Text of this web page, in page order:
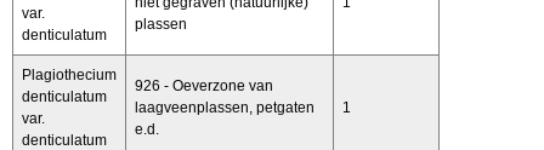
var.
denticulatum
plassen
Plagiothecium
denticulatum
var.
denticulatum
926 - Oeverzone van
laagveenplassen, petgaten
e.d.
1